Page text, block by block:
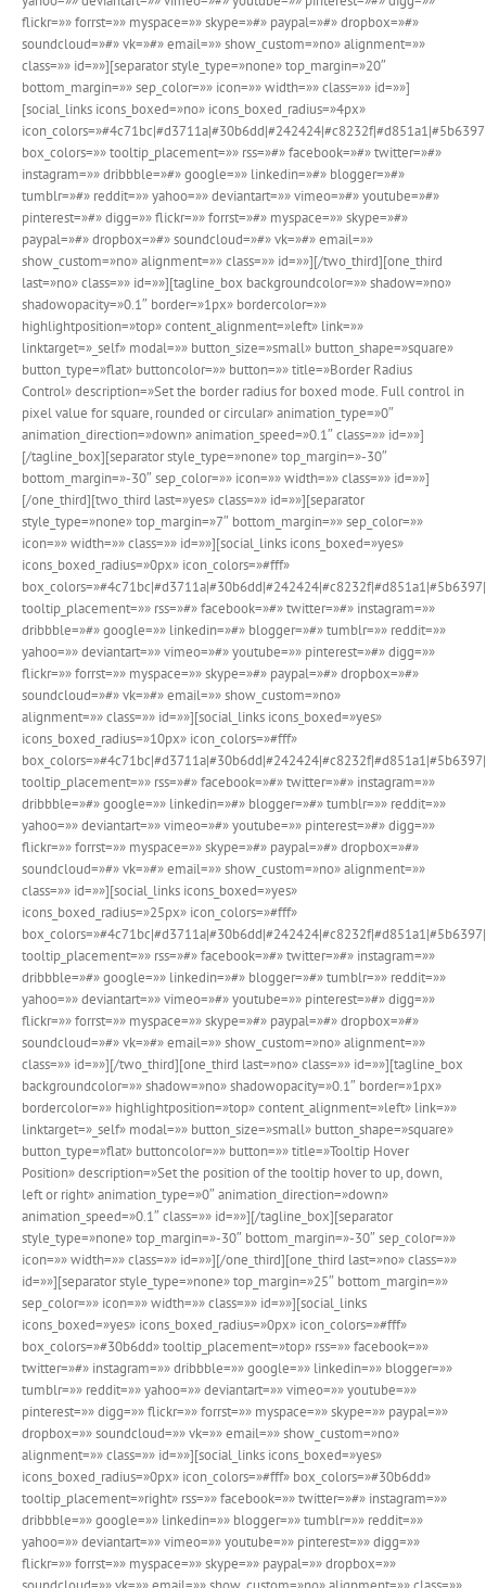
flickr=»» forrst=»» myspace=»» skype=»#» paypal=»#» dropbox=»#»
soundcloud=»#» vk=»#» email=»» show_custom=»no» alignment=»»
class=»» id=»»][separator style_type=»none» top_margin=»20″
bottom_margin=»» sep_color=»» icon=»» width=»» class=»» id=»»]
[social_links icons_boxed=»no» icons_boxed_radius=»4px»
box_colors=»» tooltip_placement=»» rss=»#» facebook=»#» twitter=»#»
instagram=»» dribbble=»#» google=»» linkedin=»#» blogger=»#»
tumblr=»#» reddit=»» yahoo=»» deviantart=»» vimeo=»#» youtube=»#»
pinterest=»#» digg=»» flickr=»» forrst=»#» myspace=»» skype=»#»
paypal=»#» dropbox=»#» soundcloud=»#» vk=»#» email=»»
show_custom=»no» alignment=»» class=»» id=»»][/two_third][one_third
last=»no» class=»» id=»»][tagline_box backgroundcolor=»» shadow=»no»
shadowopacity=»0.1″ border=»1px» bordercolor=»»
highlightposition=»top» content_alignment=»left» link=»»
linktarget=»_self» modal=»» button_size=»small» button_shape=»square»
button_type=»flat» buttoncolor=»» button=»» title=»Border Radius
Control» description=»Set the border radius for boxed mode. Full control in
pixel value for square, rounded or circular» animation_type=»0″
animation_direction=»down» animation_speed=»0.1″ class=»» id=»»]
[/tagline_box][separator style_type=»none» top_margin=»-30″
bottom_margin=»-30″ sep_color=»» icon=»» width=»» class=»» id=»»]
[/one_third][two_third last=»yes» class=»» id=»»][separator
style_type=»none» top_margin=»7″ bottom_margin=»» sep_color=»»
icon=»» width=»» class=»» id=»»][social_links icons_boxed=»yes»
icons_boxed_radius=»0px» icon_colors=»#fff»
tooltip_placement=»» rss=»#» facebook=»#» twitter=»#» instagram=»»
dribbble=»#» google=»» linkedin=»#» blogger=»#» tumblr=»» reddit=»»
yahoo=»» deviantart=»» vimeo=»#» youtube=»» pinterest=»#» digg=»»
flickr=»» forrst=»» myspace=»» skype=»#» paypal=»#» dropbox=»#»
soundcloud=»#» vk=»#» email=»» show_custom=»no»
alignment=»» class=»» id=»»][social_links icons_boxed=»yes»
icons_boxed_radius=»10px» icon_colors=»#fff»
tooltip_placement=»» rss=»#» facebook=»#» twitter=»#» instagram=»»
dribbble=»#» google=»» linkedin=»#» blogger=»#» tumblr=»» reddit=»»
yahoo=»» deviantart=»» vimeo=»#» youtube=»» pinterest=»#» digg=»»
flickr=»» forrst=»» myspace=»» skype=»#» paypal=»#» dropbox=»#»
soundcloud=»#» vk=»#» email=»» show_custom=»no» alignment=»»
class=»» id=»»][social_links icons_boxed=»yes»
icons_boxed_radius=»25px» icon_colors=»#fff»
tooltip_placement=»» rss=»#» facebook=»#» twitter=»#» instagram=»»
dribbble=»#» google=»» linkedin=»#» blogger=»#» tumblr=»» reddit=»»
yahoo=»» deviantart=»» vimeo=»#» youtube=»» pinterest=»#» digg=»»
flickr=»» forrst=»» myspace=»» skype=»#» paypal=»#» dropbox=»#»
soundcloud=»#» vk=»#» email=»» show_custom=»no» alignment=»»
class=»» id=»»][/two_third][one_third last=»no» class=»» id=»»][tagline_box
backgroundcolor=»» shadow=»no» shadowopacity=»0.1″ border=»1px»
bordercolor=»» highlightposition=»top» content_alignment=»left» link=»»
linktarget=»_self» modal=»» button_size=»small» button_shape=»square»
button_type=»flat» buttoncolor=»» button=»» title=»Tooltip Hover
Position» description=»Set the position of the tooltip hover to up, down,
left or right» animation_type=»0″ animation_direction=»down»
animation_speed=»0.1″ class=»» id=»»][/tagline_box][separator
style_type=»none» top_margin=»-30″ bottom_margin=»-30″ sep_color=»»
icon=»» width=»» class=»» id=»»][/one_third][one_third last=»no» class=»»
id=»»][separator style_type=»none» top_margin=»25″ bottom_margin=»»
sep_color=»» icon=»» width=»» class=»» id=»»][social_links
icons_boxed=»yes» icons_boxed_radius=»0px» icon_colors=»#fff»
box_colors=»#30b6dd» tooltip_placement=»top» rss=»» facebook=»»
twitter=»#» instagram=»» dribbble=»» google=»» linkedin=»» blogger=»»
tumblr=»» reddit=»» yahoo=»» deviantart=»» vimeo=»» youtube=»»
pinterest=»» digg=»» flickr=»» forrst=»» myspace=»» skype=»» paypal=»»
dropbox=»» soundcloud=»» vk=»» email=»» show_custom=»no»
alignment=»» class=»» id=»»][social_links icons_boxed=»yes»
icons_boxed_radius=»0px» icon_colors=»#fff» box_colors=»#30b6dd»
tooltip_placement=»right» rss=»» facebook=»» twitter=»#» instagram=»»
dribbble=»» google=»» linkedin=»» blogger=»» tumblr=»» reddit=»»
yahoo=»» deviantart=»» vimeo=»» youtube=»» pinterest=»» digg=»»
flickr=»» forrst=»» myspace=»» skype=»» paypal=»» dropbox=»»